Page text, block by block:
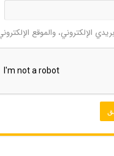
الإلكتروني، والموقع